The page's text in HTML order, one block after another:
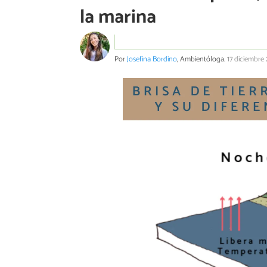
la marina
PorJosefina Bordino, Ambientóloga.17